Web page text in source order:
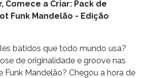
Comece a Criar: Pack de
Funk Mandelão - Edição
batidos que todo mundo usa?
de originalidade e groove nas
Funk Mandelão? Chegou a hora de